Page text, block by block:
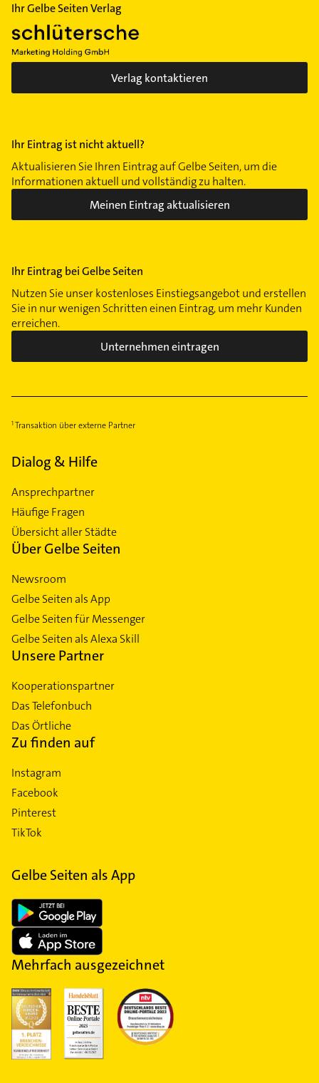
Ihr Gelbe Seiten Verlag
Verlag kontaktieren
Ihr Eintrag ist nicht aktuell?
Aktualisieren Sie Ihren Eintrag auf Gelbe Seiten, um die
Informationen aktuell und vollständig zu halten.
Meinen Eintrag aktualisieren
Ihr Eintrag bei Gelbe Seiten
Nutzen Sie unser kostenloses Einstiegsangebot und erstellen
Sie in nur wenigen Schritten einen Eintrag, um mehr Kunden
erreichen.
Unternehmen eintragen
Transaktion über externe Partner
Dialog & Hilfe
Ansprechpartner
Häufige Fragen
Übersicht aller Städte
Über Gelbe Seiten
Newsroom
Gelbe Seiten als App
Gelbe Seiten für Messenger
Gelbe Seiten als Alexa Skill
Unsere Partner
Kooperationspartner
Das Telefonbuch
Das Örtliche
Zu finden auf
Instagram
Facebook
Pinterest
TikTok
Gelbe Seiten als App
Mehrfach ausgezeichnet